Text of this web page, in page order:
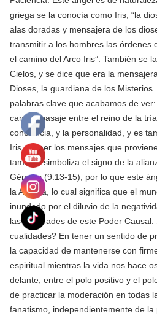
griega se la conocía como Iris, “la
alas doradas y mensajera de los
transmitir a los hombres las órdenes
el camino del Arco Iris”. También se
Cielos, y se dice que era la
Dioses, la guardiana de los
palabras clave que acabamos de
canal o pasaje entre el reino de la
conciencia, y la personalidad, y es
Iris al traer los mensajes que
también simboliza el signo de la
Génesis (9:13-15); por lo que este
la Alianza, lo cual significa que el
inundado por el diluvio de la
las cualidades de este Poder
cualidades? En tener un sentido de
la capacidad de mantenerse con
espiritual mientras la vida nos hace
delante, entre el polo positivo y el
de practicar la moderación en todas
fanatismo, independientemente de